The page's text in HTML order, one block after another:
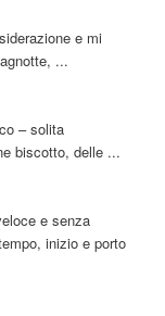
e mi
...
– solita
biscotto, delle ...
e senza
inizio e porto